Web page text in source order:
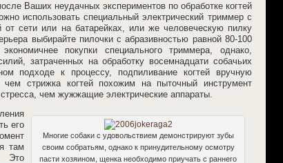
Ваших неудачных экспериментов по обработке когтей
использовать специальный электрический триммер с
сети или на батарейках, или же человеческую пилку
выбирайте пилочки с абразивностью равной 80-100
покупки специального триммера, однако,
затраченных на обработку восемнадцати собачьих
подходе к процессу, подпиливание когтей вручную
чем стрижка когтей похожим на пыточный инструмент
чем жужжащие электрические аппараты.
Многие собаки с удовольствием демонстрируют зубы
своим собратьям, однако к принудительному осмотру
пасти хозяином, щенка необходимо приучать с раннего
его
там
Это